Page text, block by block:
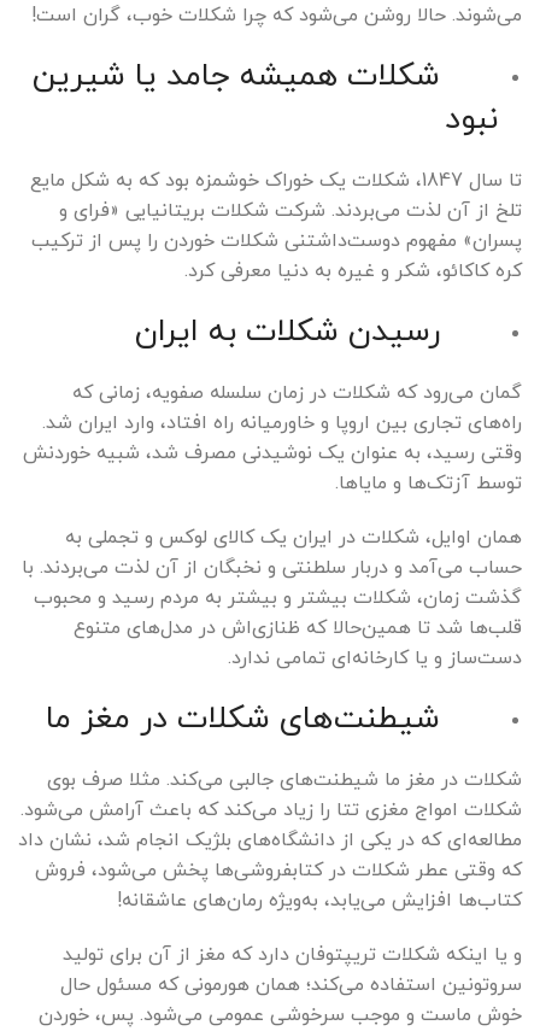
می‌شوند. حالا روشن می‌شود که چرا شکلات خوب، گران است!
شکلات همیشه جامد یا شیرین
نبود
تا سال 1847، شکلات یک خوراک خوشمزه بود که به شکل مایع
تلخ از آن لذت می‌بردند. شرکت شکلات بریتانیایی «فرای و
پسران» مفهوم دوست‌داشتنی شکلات خوردن را پس از ترکیب
کره کاکائو، شکر و غیره به دنیا معرفی کرد.
رسیدن شکلات به ایران
گمان می‌رود که شکلات در زمان سلسله صفویه، زمانی که
راه‌های تجاری بین اروپا و خاورمیانه راه افتاد، وارد ایران شد.
وقتی رسید، به عنوان یک نوشیدنی مصرف ‌شد، شبیه خوردنش
توسط آزتک‌ها و مایاها.
همان اوایل، شکلات در ایران یک کالای لوکس و تجملی به
حساب می‌آمد و دربار سلطنتی و نخبگان از آن لذت می‌بردند. با
گذشت زمان، شکلات بیشتر و بیشتر به مردم رسید و محبوب
قلب‌ها شد تا همین‌حالا که ظنازی‌اش در مدل‌های متنوع
دست‌ساز و یا کارخانه‌ای تمامی ندارد.
شیطنت‌های شکلات در مغز ما
شکلات در مغز ما شیطنت‌های جالبی می‌کند. مثلا صرف بوی
شکلات امواج مغزی تتا را زیاد می‌کند که باعث آرامش می‌شود.
مطالعه‌ای که در یکی از دانشگاه‌های بلژیک انجام شد، نشان داد
که وقتی عطر شکلات در کتابفروشی‌ها پخش می‌شود، فروش
کتاب‌ها افزایش می‌یابد، به‌ویژه رمان‌های عاشقانه!
و یا اینکه شکلات تریپتوفان دارد که مغز از آن برای تولید
سروتونین استفاده می‌کند؛ همان هورمونی که مسئول حال
خوش ماست و موجب سرخوشی عمومی می‌شود. پس، خوردن